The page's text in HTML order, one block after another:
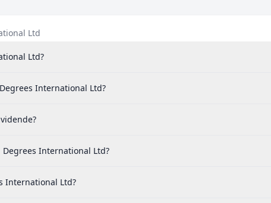
Ltd
Ltd?
International Ltd?
International Ltd?
International Ltd?